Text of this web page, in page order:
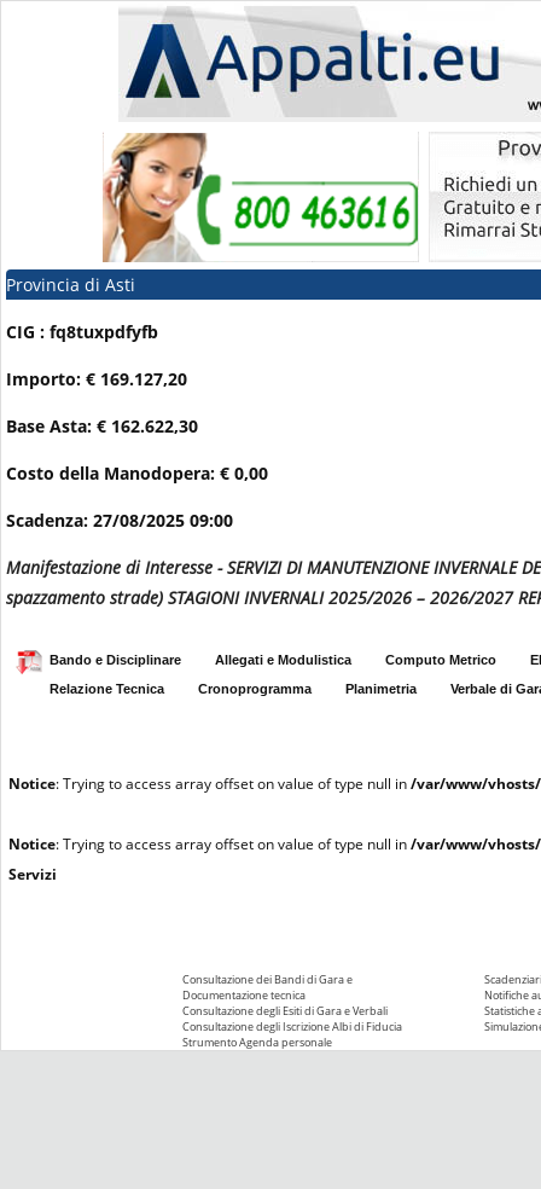
Provincia di Asti
CIG : fq8tuxpdfyfb
Importo: € 169.127,20
Base Asta: € 162.622,30
Costo della Manodopera: € 0,00
Scadenza: 27/08/2025 09:00
Manifestazione di Interesse - SERVIZI DI MANUTENZIONE INVERNALE
spazzamento strade) STAGIONI INVERNALI 2025/2026 – 2026/2027
Bando e Disciplinare Allegati e Modulistica Computo Metrico
Relazione Tecnica
Cronoprogramma Planimetria Verbale di
Notice: Trying to access array offset on value of type null in/var/www/
Notice: Trying to access array offset on value of type null in/var/www/
Servizi
Consultazione dei Bandi di Gara e
Documentazione tecnica
Consultazione degli Esiti di Gara e Verbali
Consultazione degli Iscrizione Albi di Fiducia
Strumento Agenda personale
Notifiche
Statistiche